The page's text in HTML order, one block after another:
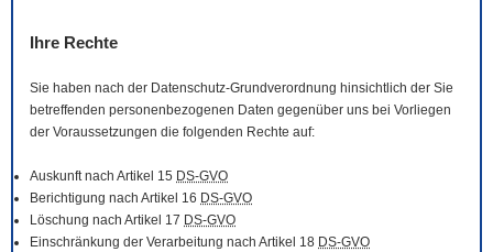
Ihre Rechte
Sie haben nach der Datenschutz-Grundverordnung hinsichtlich der Sie
betreffenden personenbezogenen Daten gegenüber uns bei Vorliegen
der Voraussetzungen die folgenden Rechte auf:
Auskunft nach Artikel 15 DS-GVO
Berichtigung nach Artikel 16 DS-GVO
Löschung nach Artikel 17 DS-GVO
Einschränkung der Verarbeitung nach Artikel 18 DS-GVO